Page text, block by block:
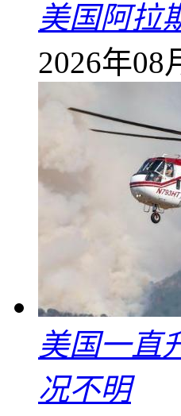
美国阿拉
2026年08
美国一直
况不明